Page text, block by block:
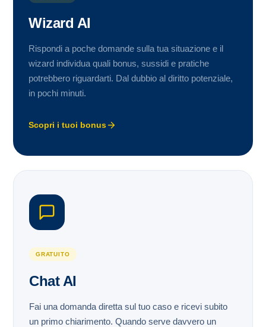
Wizard AI
Rispondi a poche domande sulla tua situazione e il
wizard individua quali bonus, sussidi e pratiche
potrebbero riguardarti. Dal dubbio al diritto potenziale,
in pochi minuti.
Scopri i tuoi bonus
GRATUITO
Chat AI
Fai una domanda diretta sul tuo caso e ricevi subito
un primo chiarimento. Quando serve davvero un